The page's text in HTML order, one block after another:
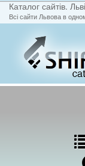
Каталог сайтів.
Всі сайти Львова в